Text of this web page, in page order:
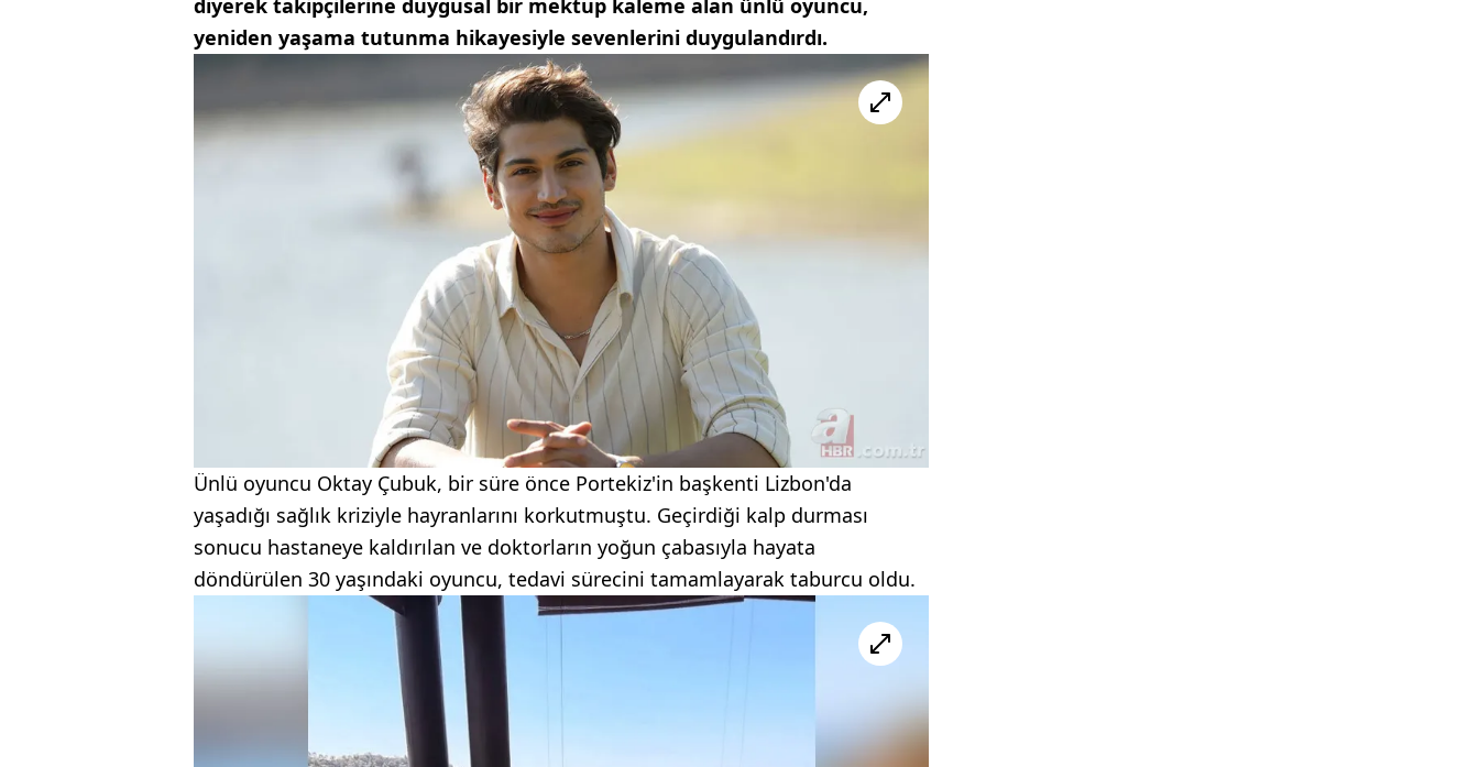
diyerek takipçilerine duygusal bir mektup kaleme alan ünlü oyuncu,
yeniden yaşama tutunma hikayesiyle sevenlerini duygulandırdı.
Ünlü oyuncu Oktay Çubuk, bir süre önce Portekiz'in başkenti Lizbon'da
yaşadığı sağlık kriziyle hayranlarını korkutmuştu. Geçirdiği kalp durması
sonucu hastaneye kaldırılan ve doktorların yoğun çabasıyla hayata
döndürülen 30 yaşındaki oyuncu, tedavi sürecini tamamlayarak taburcu oldu.